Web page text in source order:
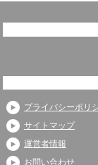
プライバシーポリ
サイトマップ
運営者情報
お問い合わせ